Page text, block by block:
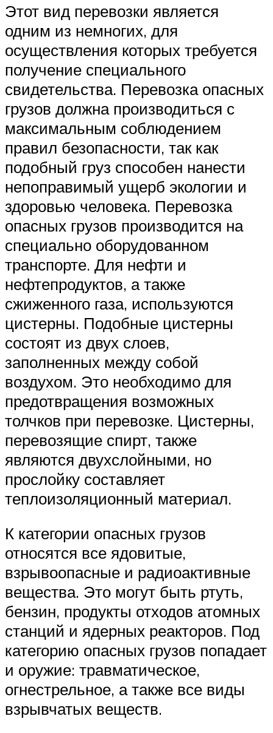
Этот вид перевозки является
одним из немногих, для
осуществления которых требуется
получение специального
свидетельства. Перевозка опасных
грузов должна производиться с
максимальным соблюдением
правил безопасности, так как
подобный груз способен нанести
непоправимый ущерб экологии и
здоровью человека. Перевозка
опасных грузов производится на
специально оборудованном
транспорте. Для нефти и
нефтепродуктов, а также
сжиженного газа, используются
цистерны. Подобные цистерны
состоят из двух слоев,
заполненных между собой
воздухом. Это необходимо для
предотвращения возможных
толчков при перевозке. Цистерны,
перевозящие спирт, также
являются двухслойными, но
прослойку составляет
теплоизоляционный материал.
К категории опасных грузов
относятся все ядовитые,
взрывоопасные и радиоактивные
вещества. Это могут быть ртуть,
бензин, продукты отходов атомных
станций и ядерных реакторов. Под
категорию опасных грузов попадает
и оружие: травматическое,
огнестрельное, а также все виды
взрывчатых веществ.